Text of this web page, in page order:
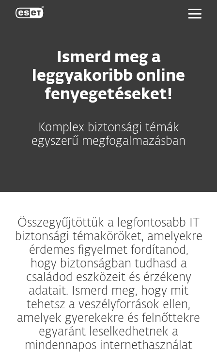
Ismerd meg a
leggyakoribb online
fenyegetéseket!
Komplex biztonsági témák
egyszerű megfogalmazásban
Összegyűjtöttük a legfontosabb IT
biztonsági témaköröket, amelyekre
érdemes figyelmet fordítanod,
hogy biztonságban tudhasd a
családod eszközeit és érzékeny
adatait. Ismerd meg, hogy mit
tehetsz a veszélyforrások ellen,
amelyek gyerekekre és felnőttekre
egyaránt leselkedhetnek a
mindennapos internethasználat
ESET